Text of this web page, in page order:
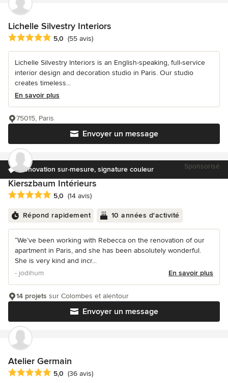
Lichelle Silvestry Interiors
Note moyenne : 5 étoiles sur 5
5,0 (55 avis)
Lichelle Silvestry Interiors is an English-speaking, full-service
interior design and decoration studio in Paris. Our studio
creates timeless...
En savoir plus
Envoyer un message
75015, Paris
Rénovation sur-mesure, signature couleur Sponsorisé
Kierszbaum Intérieurs
Note moyenne : 5 étoiles sur 5
5,0 (14 avis)
Répond rapidement 10 années d'activité
“We’ve been working with Rebecca on the renovation of our
apartment in Paris, and she has been absolutely wonderful.
She is very kind and incr...
- jodihum
En savoir plus
Envoyer un message
14 projets sur Colombes et alentour
Atelier Germain
Note moyenne : 5 étoiles sur 5
5,0 (36 avis)